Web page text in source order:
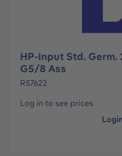
HP-Input Std.
G5/8 Ass
R57622
Log in to see prices